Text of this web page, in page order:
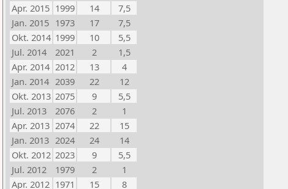
Apr. 2015 1999 14
7,5
Jan. 2015 1973 17
7,5
Okt. 2014 1999 10
5,5
Jul. 2014
2021 2
1,5
Apr. 2014 2012 13
4
Jan. 2014 2039 22
12
Okt. 2013 2075 9
5,5
Jul. 2013
2076 2
1
Apr. 2013 2074 22
15
Jan. 2013 2024 24
14
Okt. 2012 2023 9
5,5
Jul. 2012
1979 2
1
Apr. 2012 1971 15
8